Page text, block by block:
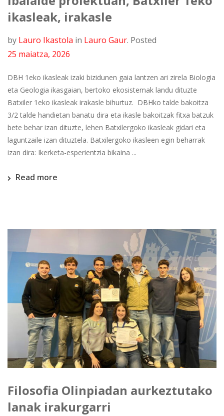
ikasleak, irakasle
by Lauro Ikastola in Lauro Gaur. Posted
25 maiatza, 2026
DBH 1eko ikasleak izaki bizidunen gaia lantzen ari zirela Biologia
eta Geologia ikasgaian, bertoko ekosistemak landu dituzte
Batxiler 1eko ikasleak irakasle bihurtuz. DBHko talde bakoitza
3/2 talde handietan banatu dira eta ikasle bakoitzak fitxa batzuk
bete behar izan dituzte, lehen Batxilergoko ikasleak gidari eta
laguntzaile izan dituztela. Batxilergoko ikasleen egin beharrak
izan dira: Ikerketa-esperientzia bikaina ...
Read more
Filosofia Olinpiadan aurkeztutako
lanak irakurgarri